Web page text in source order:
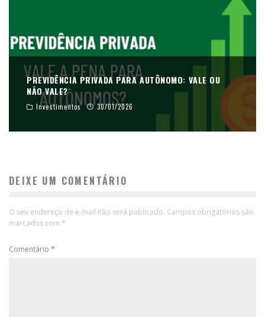
PREVIDÊNCIA PRIVADA PARA AUTÔNOMO: VALE OU
NÃO VALE?
Investimentos 30/01/2026
DEIXE UM COMENTÁRIO
O seu endereço de e-mail não será publicado. Campos obrigatórios são
marcados com *
Comentário *